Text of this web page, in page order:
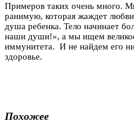
Примеров таких очень много.
ранимую, которая жаждет
душа ребенка. Тело начинает
наши души!», а мы ищем
иммунитета. И не найдем его
здоровье.
Похожее